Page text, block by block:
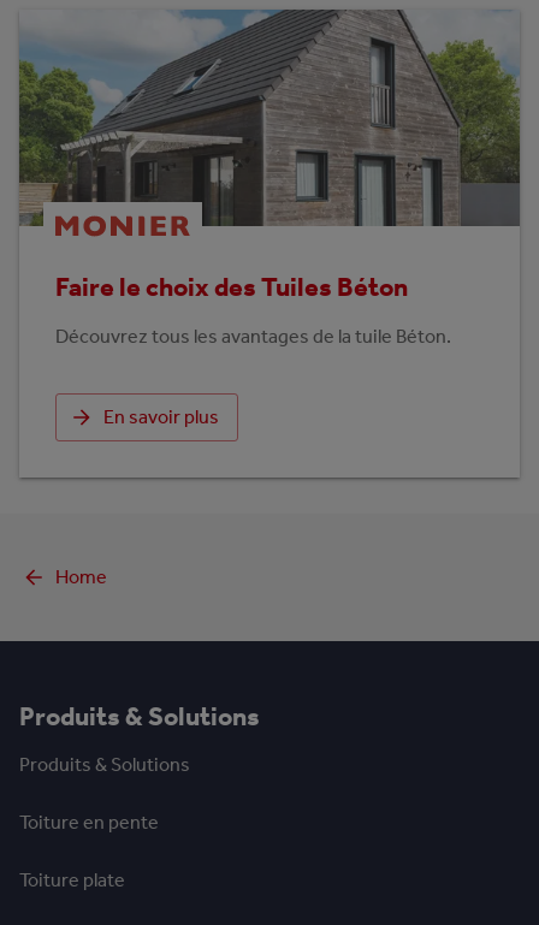
Faire le choix des Tuiles Béton
Découvrez tous les avantages de la tuile Béton.
En savoir plus
Home
Produits & Solutions
Produits & Solutions
Toiture en pente
Toiture plate